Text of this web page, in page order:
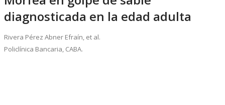
diagnosticada en la edad adulta
Rivera Pérez Abner Efraín, et al.
Policlínica Bancaria, CABA.